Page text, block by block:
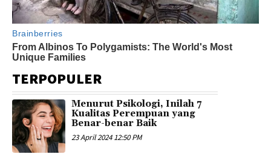
TERPOPULER
Menurut Psikologi, Inilah 7
Kualitas Perempuan yang
Benar-benar Baik
23 April 2024 12:50 PM